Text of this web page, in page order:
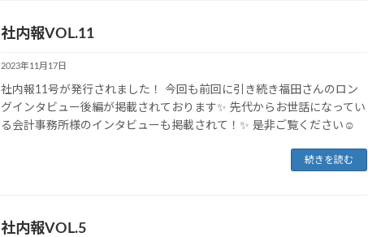
社内報VOL.11
2023年11月17日
社内報11号が発行されました！ 今回も前回に引き続き福田さんのロン
グインタビュー後編が掲載されております✨ 先代からお世話になってい
る会計事務所様のインタビューも掲載されて！✨ 是非ご覧ください☺
続きを読む
社内報VOL.5